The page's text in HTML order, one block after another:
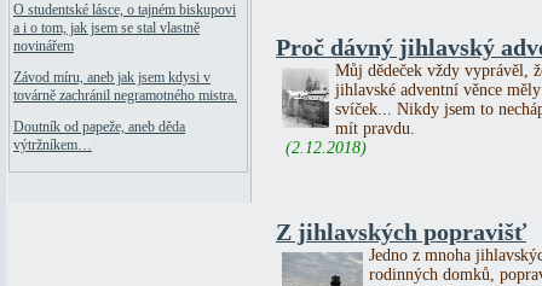
O studentské lásce, o tajném biskupovi
a i o tom, jak jsem se stal vlastně
novinářem
Závod míru, aneb jak jsem kdysi v
továrně zachránil negramotného mistra.
Doutník od papeže, aneb děda
výtržníkem…
Proč dávný jihlavský
Můj dědeček vždy vyprávěl,
jihlavské adventní věnce
svíček... Nikdy jsem to
mít pravdu.
(2.12.2018)
Z jihlavských popravišť
Jedno z mnoha
rodinných domků,